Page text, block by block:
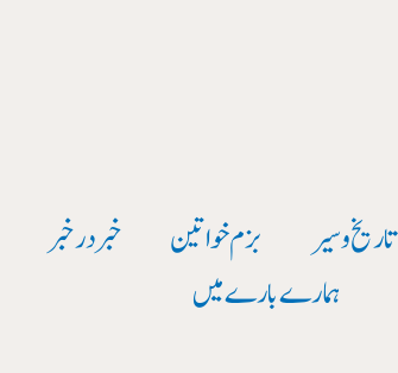
تاریخ وسیر بزم خواتین خبر در خبر
ہمارے بارے میں